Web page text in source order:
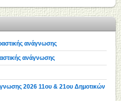
ανάγνωσης
ανάγνωσης
2026 11ου & 21ου Δημοτικών